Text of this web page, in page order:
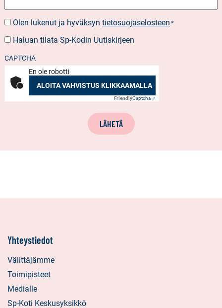
SUOSTUMUS*
Olen lukenut ja hyväksyn tietosuojaselosteen *
UUTISKIRJEEN
Haluan tilata Sp-Kodin Uutiskirjeen
CAPTCHA
En ole robotti
ALOITA VAHVISTUS KLIKKAAMALLA
FriendlyCaptcha ⇗
LÄHETÄ
Yhteystiedot
Välittäjämme
Toimipisteet
Medialle
Sp-Koti Keskusyksikkö